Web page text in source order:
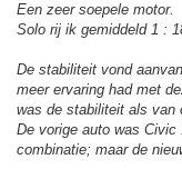
Een zeer soepele motor.
Solo rij ik gemiddeld 1 :
De stabiliteit vond
meer ervaring had met
was de stabiliteit als van
De vorige auto was
combinatie; maar de